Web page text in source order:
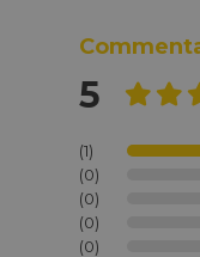
5
(1)
(0)
(0)
(0)
(0)